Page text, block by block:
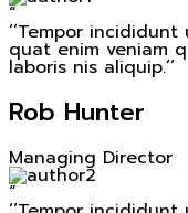
“
‘’Tempor
quat enim veniam
laboris nis aliquip.’’
Rob Hunter
Managing Director
“